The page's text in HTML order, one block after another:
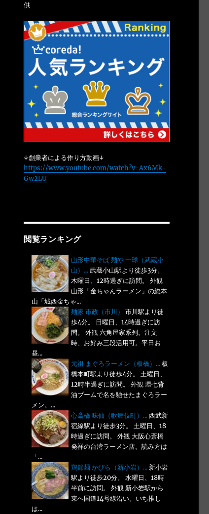
供
↓創業者による作り方動画↓
https://www.youtube.com/watch?v=Ax6Mk-
Gw2LU
閲覧ランキング
山形中華そば 麺や 一球（武蔵小
山）...武蔵小山駅より徒歩3分。
木曜日、12時過ぎに訪問。 外観
山形「金ちゃんラーメン」の総本
山「城西金ちゃ...
麺家 市政（市川）
市川駅より徒
歩4分。 日曜日、14時過ぎに訪
問。 外観 六角屋家系列。注文
時、お好み三段活用可。平日お
昼...
元祖 まぐろラーメン（板橋）...板
橋本町駅より徒歩4分。 土曜日、
12時半過ぎに訪問。 外観 環七背
油ブームで名を馳せたまぐろラー
メン。...
心斎橋 味仙（歌舞伎町）...西武新
宿線駅より徒歩3分。 土曜日、18
時過ぎに訪問。 外観 大阪心斎橋
発祥の台湾ラーメン店。読み方は
「...
鶏節麺 かびら（新小岩）... 新小岩
駅より徒歩20分。 水曜日、18時
半前に訪問。 外観 新小岩駅から
東へ国道14号線沿い。いち推し
は...